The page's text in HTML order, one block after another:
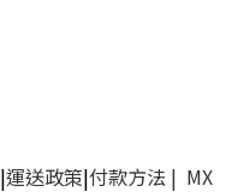
|運送政策|付款方法| MX